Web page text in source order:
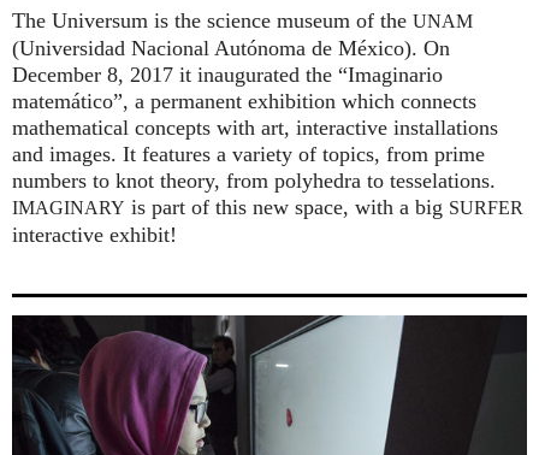
The Universum is the science museum of the UNAM
(Universidad Nacional Autónoma de México). On
December 8, 2017 it inaugurated the “Imaginario
matemático”, a permanent exhibition which connects
mathematical concepts with art, interactive installations
and images. It features a variety of topics, from prime
numbers to knot theory, from polyhedra to tesselations.
IMAGINARY is part of this new space, with a big SURFER
interactive exhibit!